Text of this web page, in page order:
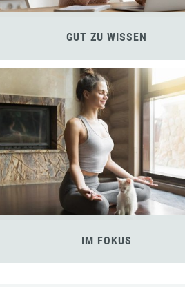
GUT ZU WISSEN
IM FOKUS